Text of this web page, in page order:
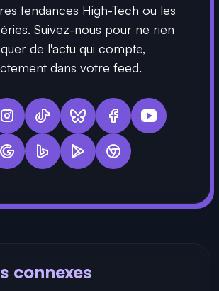
tendances High-Tech ou les
Suivez-nous pour ne rien
de l'actu qui compte,
dans votre feed.
connexes